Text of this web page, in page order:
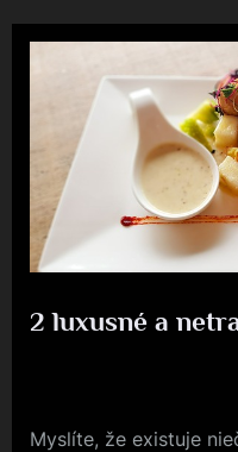
2 luxusné a
Myslíte, že existuje